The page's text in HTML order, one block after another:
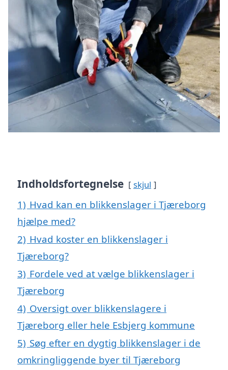
Indholdsfortegnelse skjul
1) Hvad kan en blikkenslager i Tjæreborg
hjælpe med?
2) Hvad koster en blikkenslager i
Tjæreborg?
3) Fordele ved at vælge blikkenslager i
Tjæreborg
4) Oversigt over blikkenslagere i
Tjæreborg eller hele Esbjerg kommune
5) Søg efter en dygtig blikkenslager i de
omkringliggende byer til Tjæreborg